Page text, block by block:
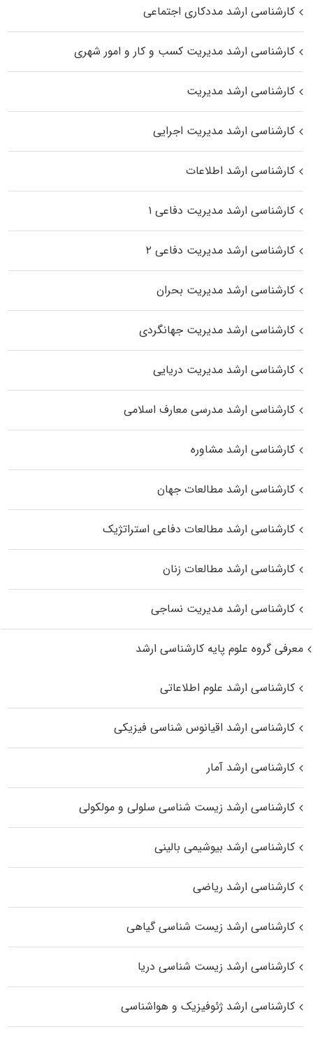
کارشناسی ارشد مددکاری اجتماعی
کارشناسی ارشد مدیریت کسب و کار و امور شهری
کارشناسی ارشد مدیریت
کارشناسی ارشد مدیریت اجرایی
کارشناسی ارشد اطلاعات
کارشناسی ارشد مدیریت دفاعی ۱
کارشناسی ارشد مدیریت دفاعی ۲
کارشناسی ارشد مدیریت بحران
کارشناسی ارشد مدیریت جهانگردی
کارشناسی ارشد مدیریت دریایی
کارشناسی ارشد مدرسی معارف اسلامی
کارشناسی ارشد مشاوره
کارشناسی ارشد مطالعات جهان
کارشناسی ارشد مطالعات دفاعی استراتژیک
کارشناسی ارشد مطالعات زنان
کارشناسی ارشد مدیریت نساجی
معرفی گروه علوم پایه کارشناسی ارشد
کارشناسی ارشد علوم اطلاعاتی
کارشناسی ارشد اقیانوس‌ شناسی فیزیکی
کارشناسی ارشد آمار
کارشناسی ارشد زیست شناسی سلولی و مولکولی
کارشناسی ارشد بیوشیمی بالینی
کارشناسی ارشد ریاضی
کارشناسی ارشد زیست‌ شناسی گیاهی
کارشناسی ارشد زیست‌ شناسی دریا
کارشناسی ارشد ژئوفیزیک و هواشناسی